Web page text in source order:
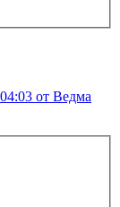
от Ведма